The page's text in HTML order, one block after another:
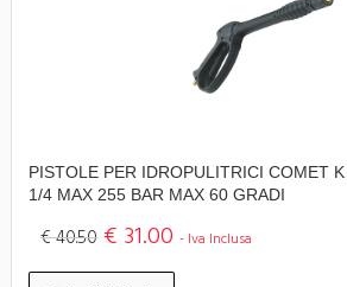
PISTOLE PER IDROPULITRICI COMET
1/4 MAX 255 BAR MAX 60 GRADI
€ 40.50 € 31.00 - Iva Inclusa